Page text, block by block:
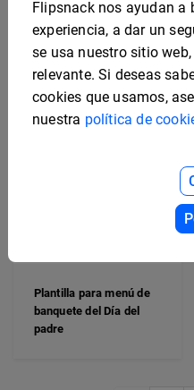
Plantilla para menú de
banquete del Día del
padre
Flipsnack nos ayudan a
experiencia, a dar un
se usa nuestro sitio
relevante. Si deseas
cookies que usamos,
nuestra política de